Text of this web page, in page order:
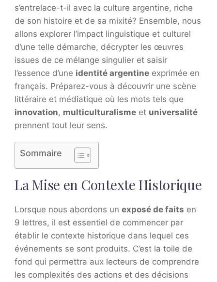
s’entrelace-t-il avec la culture argentine, riche
de son histoire et de sa mixité? Ensemble, nous
allons explorer l’impact linguistique et culturel
d’une telle démarche, décrypter les œuvres
issues de ce mélange singulier et saisir
l’essence d’une identité argentine exprimée en
français. Préparez-vous à découvrir une scène
littéraire et médiatique où les mots tels que
innovation, multiculturalisme et universalité
prennent tout leur sens.
Sommaire
La Mise en Contexte Historique
Lorsque nous abordons un exposé de faits en
9 lettres, il est essentiel de commencer par
établir le contexte historique dans lequel ces
événements se sont produits. C’est la toile de
fond qui permettra aux lecteurs de comprendre
les complexités des actions et des décisions